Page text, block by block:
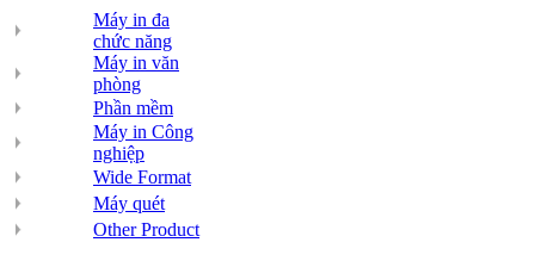
Máy in đa
chức năng
Máy in văn
phòng
Phần mềm
Máy in Công
nghiệp
Wide Format
Máy quét
Other Product